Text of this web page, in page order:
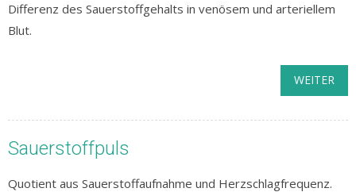
Differenz des Sauerstoffgehalts in venösem und arteriellem
Blut.
WEITER
Sauerstoffpuls
Quotient aus Sauerstoffaufnahme und Herzschlagfrequenz.